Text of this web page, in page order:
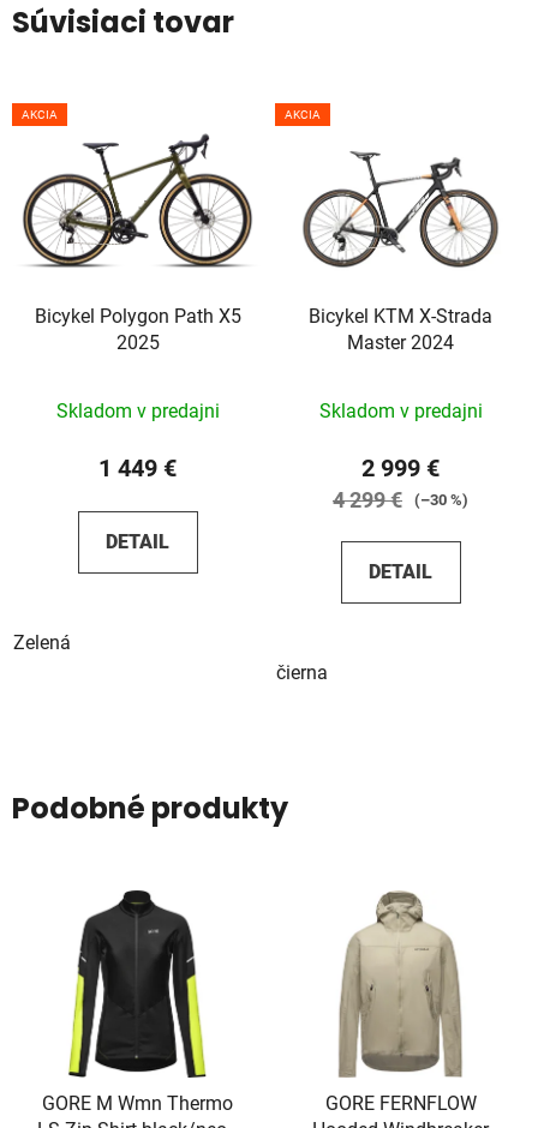
Súvisiaci tovar
AKCIA
Bicykel Polygon Path X5
2025
Skladom v predajni
1 449 €
DETAIL
Zelená
AKCIA
Bicykel KTM X-Strada
Master 2024
Skladom v predajni
2 999 €
4 299 € (–30 %)
DETAIL
čierna
Podobné produkty
GORE M Wmn Thermo
GORE FERNFLOW